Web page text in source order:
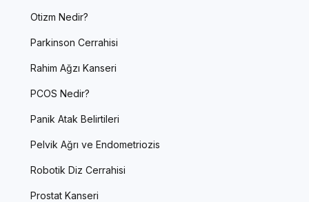
Otizm Nedir?
Parkinson Cerrahisi
Rahim Ağzı Kanseri
PCOS Nedir?
Panik Atak Belirtileri
Pelvik Ağrı ve Endometriozis
Robotik Diz Cerrahisi
Prostat Kanseri